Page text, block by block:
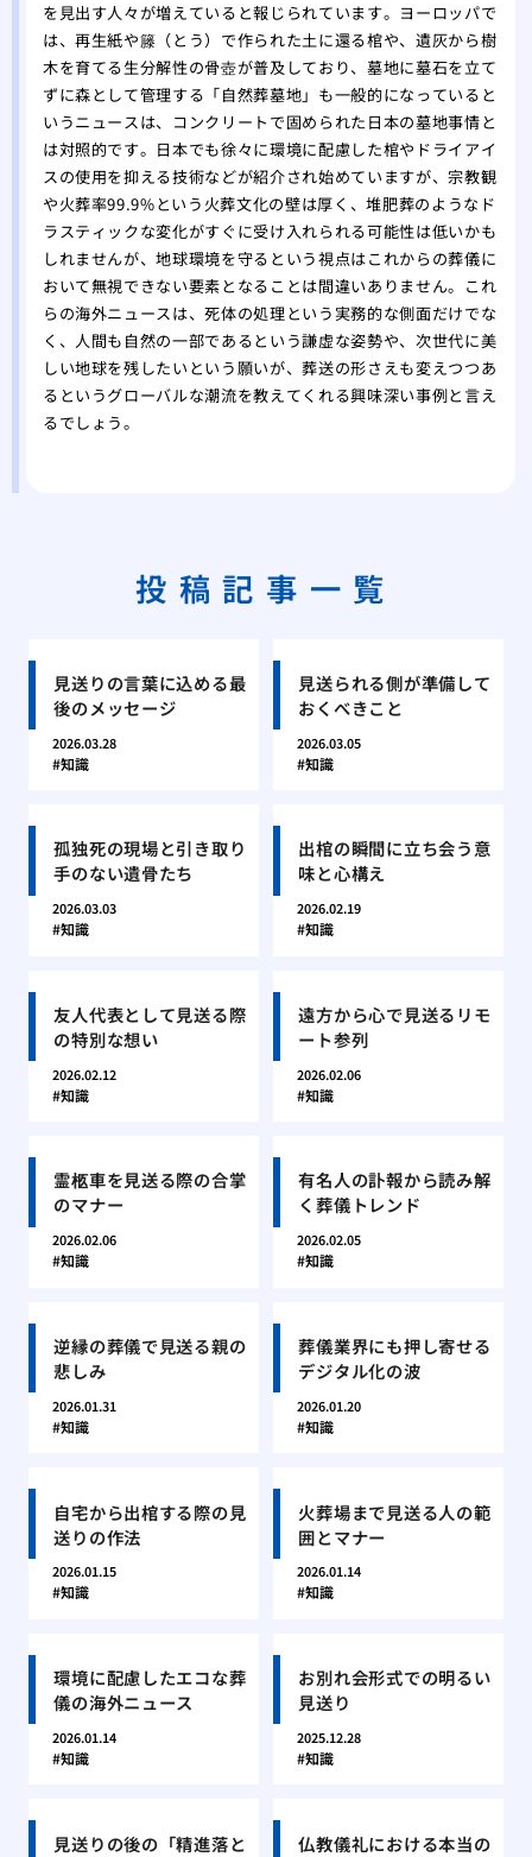
を見出す人々が増えていると報じられています。ヨーロッパで
は、再生紙や籐（とう）で作られた土に還る棺や、遺灰から樹
木を育てる生分解性の骨壺が普及しており、墓地に墓石を立て
ずに森として管理する「自然葬墓地」も一般的になっていると
いうニュースは、コンクリートで固められた日本の墓地事情と
は対照的です。日本でも徐々に環境に配慮した棺やドライアイ
スの使用を抑える技術などが紹介され始めていますが、宗教観
や火葬率99.9%という火葬文化の壁は厚く、堆肥葬のようなド
ラスティックな変化がすぐに受け入れられる可能性は低いかも
しれませんが、地球環境を守るという視点はこれからの葬儀に
おいて無視できない要素となることは間違いありません。これ
らの海外ニュースは、死体の処理という実務的な側面だけでな
く、人間も自然の一部であるという謙虚な姿勢や、次世代に美
しい地球を残したいという願いが、葬送の形さえも変えつつあ
るというグローバルな潮流を教えてくれる興味深い事例と言え
るでしょう。
投稿記事一覧
見送りの言葉に込める最
後のメッセージ
2026.03.28
知識
見送られる側が準備して
おくべきこと
2026.03.05
知識
孤独死の現場と引き取り
手のない遺骨たち
2026.03.03
知識
出棺の瞬間に立ち会う意
味と心構え
2026.02.19
知識
友人代表として見送る際
の特別な想い
2026.02.12
知識
遠方から心で見送るリモ
ート参列
2026.02.06
知識
霊柩車を見送る際の合掌
のマナー
2026.02.06
知識
有名人の訃報から読み解
く葬儀トレンド
2026.02.05
知識
逆縁の葬儀で見送る親の
悲しみ
2026.01.31
知識
葬儀業界にも押し寄せる
デジタル化の波
2026.01.20
知識
自宅から出棺する際の見
送りの作法
2026.01.15
知識
火葬場まで見送る人の範
囲とマナー
2026.01.14
知識
環境に配慮したエコな葬
儀の海外ニュース
2026.01.14
知識
お別れ会形式での明るい
見送り
2025.12.28
知識
見送りの後の「精進落と
仏教儀礼における本当の